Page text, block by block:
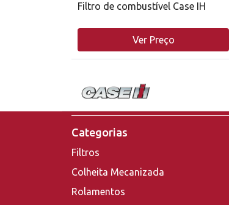
Filtro de combustível Case IH
Ver Preço
Categorias
Filtros
Colheita Mecanizada
Rolamentos